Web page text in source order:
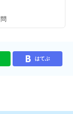
はてぶ